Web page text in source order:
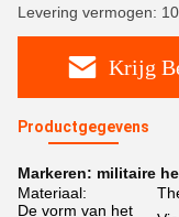
Levering vermogen:
Krijg
Productgegevens
Markeren: militaire
Materiaal:
De vorm van het